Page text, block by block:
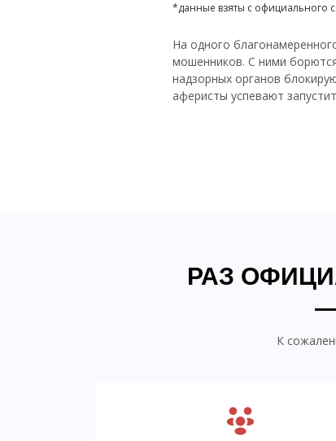
*данные взяты с официального
На одного
мошенников. С ними
надзорных органов
аферисты успевают
РАЗ
К